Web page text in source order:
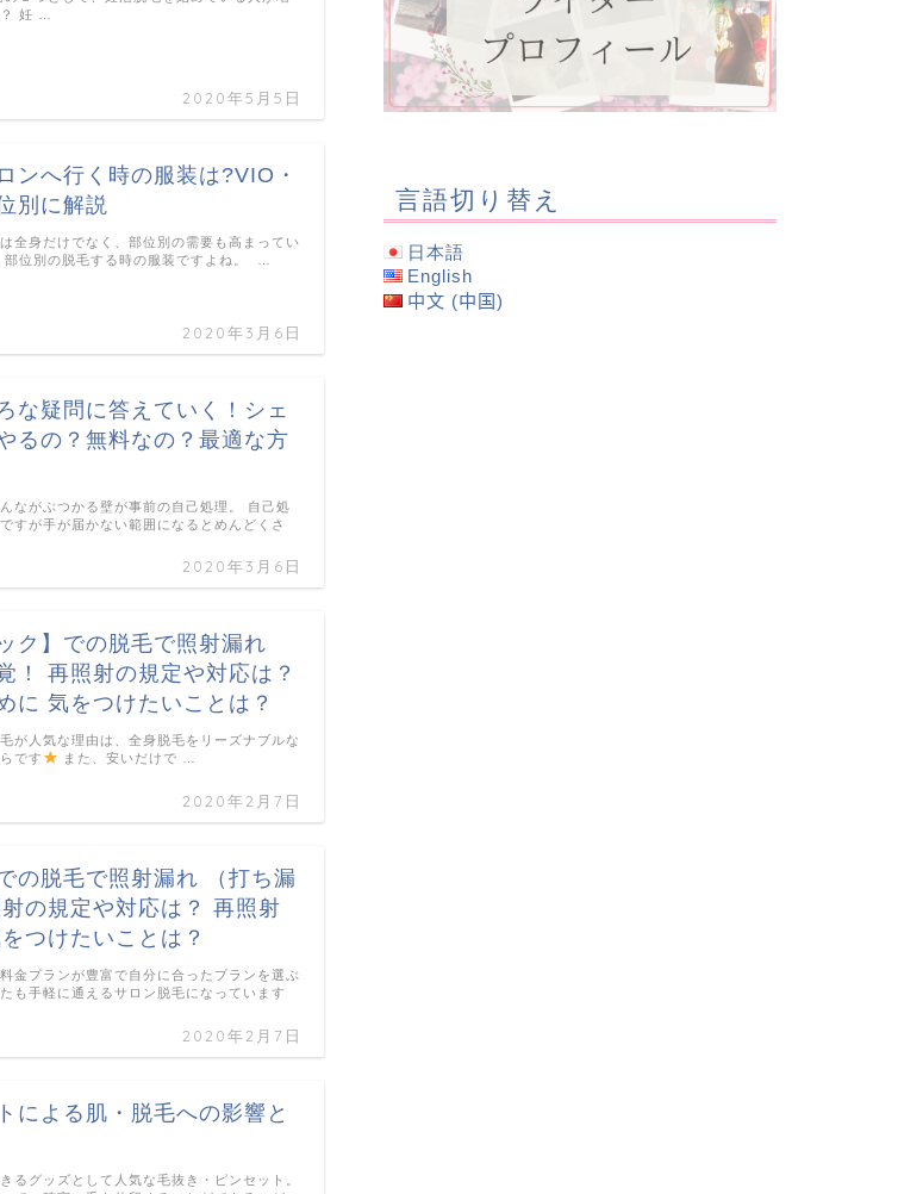
2020年5月5日
妊 …
ンへ行く時の服装は?VIO・
別に解説
2020年3月6日
全身だけでなく、部位別の需要も高まってい
部位別の脱毛する時の服装ですよね。 …
な疑問に答えていく！シェ
るの？無料なの？最適な方
2020年3月6日
ながぶつかる壁が事前の自己処理。 自己処
すが手が届かない範囲になるとめんどくさ
ク】での脱毛で照射漏れ
！ 再照射の規定や対応は？
に 気をつけたいことは？
2020年2月7日
が人気な理由は、全身脱毛をリーズナブルな
です
また、安いだけで …
の脱毛で照射漏れ （打ち漏
の規定や対応は？ 再照射
つけたいことは？
2020年2月7日
金プランが豊富で自分に合ったプランを選ぶ
も手軽に通えるサロン脱毛になっています
による肌・脱毛への影響と
るグッズとして人気な毛抜き・ピンセット。
言語切り替え
日本語
English
中文 (中国)